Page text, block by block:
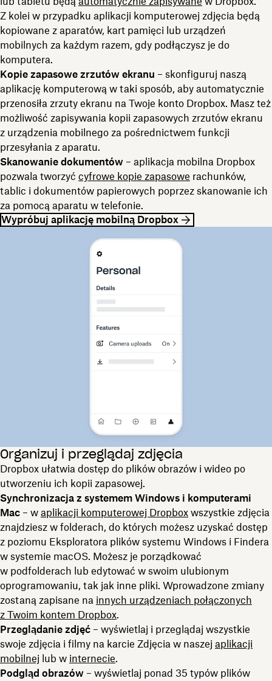
Z kolei w przypadku aplikacji komputerowej zdjęcia będą
kopiowane z aparatów, kart pamięci lub urządzeń
mobilnych za każdym razem, gdy podłączysz je do
komputera.
Kopie zapasowe zrzutów ekranu – skonfiguruj naszą
aplikację komputerową w taki sposób, aby automatycznie
przenosiła zrzuty ekranu na Twoje konto Dropbox. Masz też
możliwość zapisywania kopii zapasowych zrzutów ekranu
z urządzenia mobilnego za pośrednictwem funkcji
przesyłania z aparatu.
Skanowanie dokumentów – aplikacja mobilna Dropbox
pozwala tworzyć cyfrowe kopie zapasowe rachunków,
tablic i dokumentów papierowych poprzez skanowanie ich
za pomocą aparatu w telefonie.
Wypróbuj aplikację mobilną Dropbox
Organizuj i przeglądaj zdjęcia
Dropbox ułatwia dostęp do plików obrazów i wideo po
utworzeniu ich kopii zapasowej.
Synchronizacja z systemem Windows i komputerami
Mac – w aplikacji komputerowej Dropbox wszystkie zdjęcia
znajdziesz w folderach, do których możesz uzyskać dostęp
z poziomu Eksploratora plików systemu Windows i Findera
w systemie macOS. Możesz je porządkować
w podfolderach lub edytować w swoim ulubionym
oprogramowaniu, tak jak inne pliki. Wprowadzone zmiany
zostaną zapisane na innych urządzeniach połączonych
z Twoim kontem Dropbox.
Przeglądanie zdjęć – wyświetlaj i przeglądaj wszystkie
swoje zdjęcia i filmy na karcie Zdjęcia w naszej aplikacji
mobilnej lub w internecie.
Podgląd obrazów – wyświetlaj ponad 35 typów plików